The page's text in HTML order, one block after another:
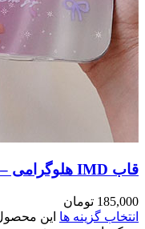
مختلفی می باشد. گزینه ها